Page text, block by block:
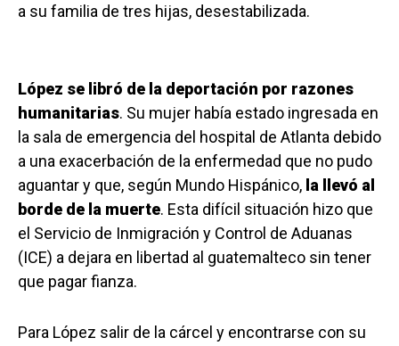
a su familia de tres hijas, desestabilizada.
López se libró de la deportación por razones
humanitarias. Su mujer había estado ingresada en
la sala de emergencia del hospital de Atlanta debido
a una exacerbación de la enfermedad que no pudo
aguantar y que, según Mundo Hispánico, la llevó al
borde de la muerte. Esta difícil situación hizo que
el Servicio de Inmigración y Control de Aduanas
(ICE) a dejara en libertad al guatemalteco sin tener
que pagar fianza.
Para López salir de la cárcel y encontrarse con su